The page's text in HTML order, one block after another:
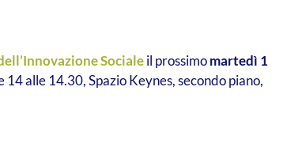
Socialeil prossimomartedì 1
14 alle 14.30, Spazio Keynes, secondo piano,